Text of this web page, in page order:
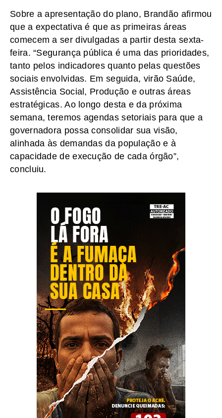
Sobre a apresentação do plano, Brandão afirmou
que a expectativa é que as primeiras áreas
comecem a ser divulgadas a partir desta sexta-
feira. “Segurança pública é uma das prioridades,
tanto pelos indicadores quanto pelas questões
sociais envolvidas. Em seguida, virão Saúde,
Assistência Social, Produção e outras áreas
estratégicas. Ao longo desta e da próxima
semana, teremos agendas setoriais para que a
governadora possa consolidar sua visão,
alinhada às demandas da população e à
capacidade de execução de cada órgão”,
concluiu.